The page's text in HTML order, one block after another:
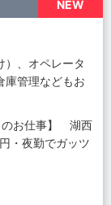
NEW
）、オペレータ
庫管理などもお
のお仕事】 湖西
・夜勤でガッツ